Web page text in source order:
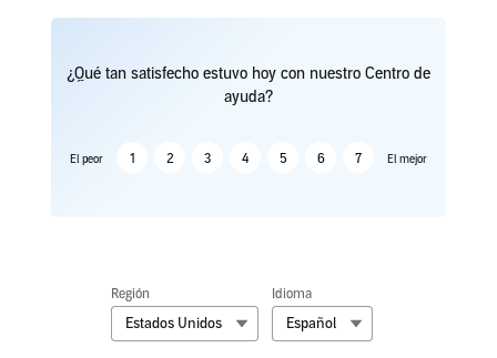
¿Qué tan satisfecho estuvo hoy con nuestro Centro de
ayuda?
El peor 1 2 3 4 5 6 7 El mejor
Región
Estados Unidos
Idioma
Español